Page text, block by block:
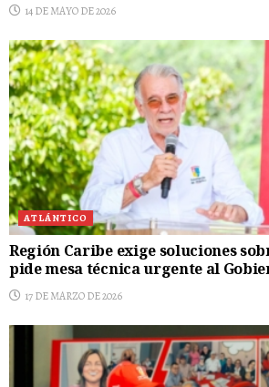
14 DE MAYO DE 2026
ATLÁNTICO
Región Caribe exige soluciones
pide mesa técnica urgente al
17 DE MARZO DE 2026